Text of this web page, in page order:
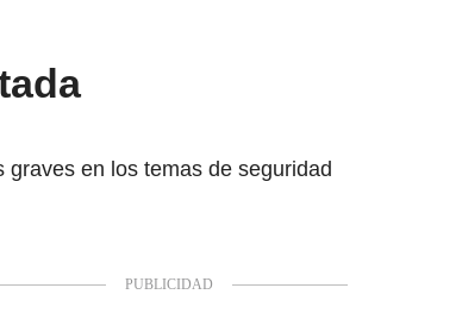
en los temas de seguridad